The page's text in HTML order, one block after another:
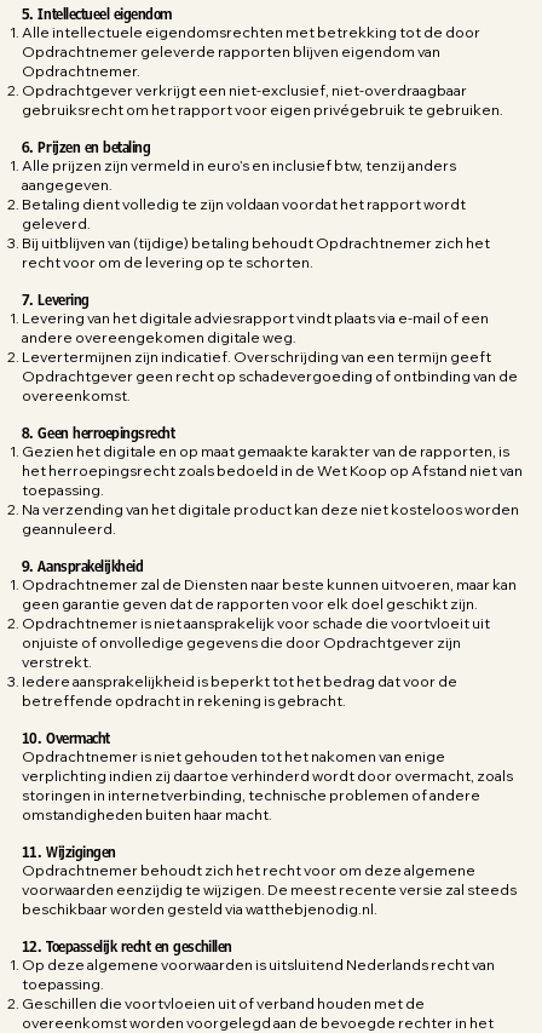
5. Intellectueel eigendom
Alle intellectuele eigendomsrechten met betrekking tot de door
Opdrachtnemer geleverde rapporten blijven eigendom van
Opdrachtnemer.
Opdrachtgever verkrijgt een niet-exclusief, niet-overdraagbaar
gebruiksrecht om het rapport voor eigen privégebruik te gebruiken.
6. Prijzen en betaling
Alle prijzen zijn vermeld in euro’s en inclusief btw, tenzij anders
aangegeven.
Betaling dient volledig te zijn voldaan voordat het rapport wordt
geleverd.
Bij uitblijven van (tijdige) betaling behoudt Opdrachtnemer zich het
recht voor om de levering op te schorten.
7. Levering
Levering van het digitale adviesrapport vindt plaats via e-mail of een
andere overeengekomen digitale weg.
Levertermijnen zijn indicatief. Overschrijding van een termijn geeft
Opdrachtgever geen recht op schadevergoeding of ontbinding van de
overeenkomst.
8. Geen herroepingsrecht
Gezien het digitale en op maat gemaakte karakter van de rapporten, is
het herroepingsrecht zoals bedoeld in de Wet Koop op Afstand niet van
toepassing.
Na verzending van het digitale product kan deze niet kosteloos worden
geannuleerd.
9. Aansprakelijkheid
Opdrachtnemer zal de Diensten naar beste kunnen uitvoeren, maar kan
geen garantie geven dat de rapporten voor elk doel geschikt zijn.
Opdrachtnemer is niet aansprakelijk voor schade die voortvloeit uit
onjuiste of onvolledige gegevens die door Opdrachtgever zijn
verstrekt.
Iedere aansprakelijkheid is beperkt tot het bedrag dat voor de
betreffende opdracht in rekening is gebracht.
10. Overmacht
Opdrachtnemer is niet gehouden tot het nakomen van enige
verplichting indien zij daartoe verhinderd wordt door overmacht, zoals
storingen in internetverbinding, technische problemen of andere
omstandigheden buiten haar macht.
11. Wijzigingen
Opdrachtnemer behoudt zich het recht voor om deze algemene
voorwaarden eenzijdig te wijzigen. De meest recente versie zal steeds
beschikbaar worden gesteld via watthebjenodig.nl.
12. Toepasselijk recht en geschillen
Op deze algemene voorwaarden is uitsluitend Nederlands recht van
toepassing.
Geschillen die voortvloeien uit of verband houden met de
overeenkomst worden voorgelegd aan de bevoegde rechter in het